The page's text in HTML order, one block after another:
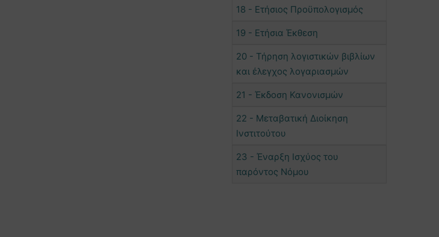
18 - Ετήσιος Προϋπολογισμός
19 - Ετήσια Έκθεση
20 - Τήρηση λογιστικών βιβλίων
και έλεγχος λογαριασμών
21 - Έκδοση Κανονισμών
22 - Μεταβατική Διοίκηση
Ινστιτούτου
23 - Έναρξη Ισχύος του
παρόντος Νόμου